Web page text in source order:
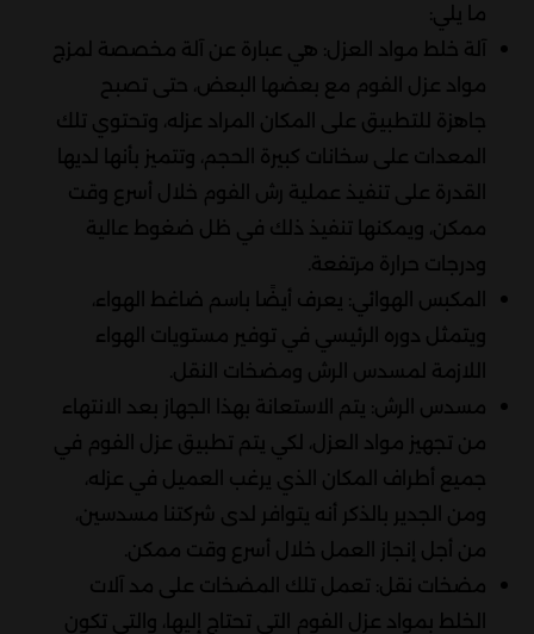
ما يلي:
آلة خلط مواد العزل: هي عبارة عن آلة مخصصة لمزج
مواد عزل الفوم مع بعضها البعض، حتى تصبح
جاهزة للتطبيق على المكان المراد عزله، وتحتوي تلك
المعدات على سخانات كبيرة الحجم، وتتميز بأنها لديها
القدرة على تنفيذ عملية رش الفوم خلال أسرع وقت
ممكن، ويمكنها تنفيذ ذلك في ظل ضغوط عالية
ودرجات حرارة مرتفعة.
المكبس الهوائي: يعرف أيضًا باسم ضاغط الهواء،
ويتمثل دوره الرئيسي في توفير مستويات الهواء
اللازمة لمسدس الرش ومضخات النقل.
مسدس الرش: يتم الاستعانة بهذا الجهاز بعد الانتهاء
من تجهيز مواد العزل، لكي يتم تطبيق عزل الفوم في
جميع أطراف المكان الذي يرغب العميل في عزله،
ومن الجدير بالذكر أنه يتوافر لدى شركتنا مسدسين،
من أجل إنجاز العمل خلال أسرع وقت ممكن.
مضخات نقل: تعمل تلك المضخات على مد آلات
الخلط بمواد عزل الفوم التي تحتاج إليها، والتي تكون